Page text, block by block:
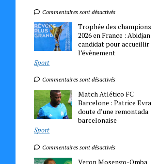
Commentaires sont désactivés
Trophée des champions
2026 en France : Abidjan
candidat pour accueillir
l’évènement
Sport
Commentaires sont désactivés
Match Atlético FC
Barcelone : Patrice Evra
doute d’une remontada
barcelonaise
Sport
Commentaires sont désactivés
Veron Mosengo-Omba